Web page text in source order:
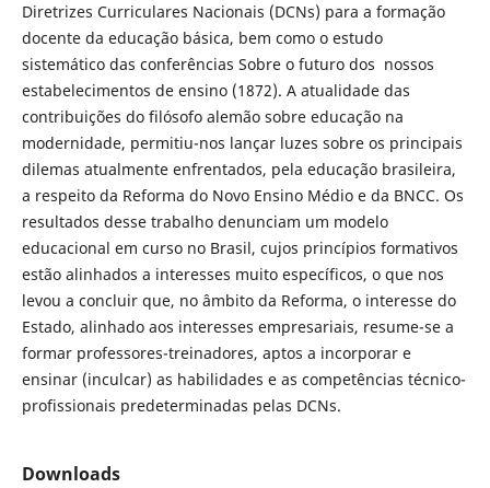
Diretrizes Curriculares Nacionais (DCNs) para a formação
docente da educação básica, bem como o estudo
sistemático das conferências Sobre o futuro dos nossos
estabelecimentos de ensino (1872). A atualidade das
contribuições do filósofo alemão sobre educação na
modernidade, permitiu-nos lançar luzes sobre os principais
dilemas atualmente enfrentados, pela educação brasileira,
a respeito da Reforma do Novo Ensino Médio e da BNCC. Os
resultados desse trabalho denunciam um modelo
educacional em curso no Brasil, cujos princípios formativos
estão alinhados a interesses muito específicos, o que nos
levou a concluir que, no âmbito da Reforma, o interesse do
Estado, alinhado aos interesses empresariais, resume-se a
formar professores-treinadores, aptos a incorporar e
ensinar (inculcar) as habilidades e as competências técnico-
profissionais predeterminadas pelas DCNs.
Downloads